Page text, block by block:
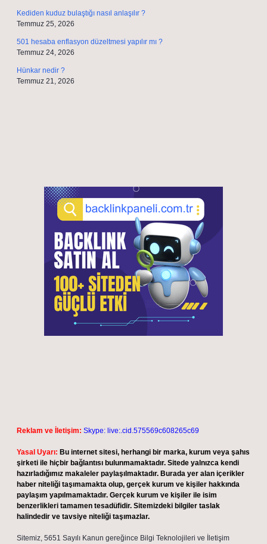
Kediden kuduz bulaştığı nasıl anlaşılır ?
Temmuz 25, 2026
501 hesaba enflasyon düzeltmesi yapılır mı ?
Temmuz 24, 2026
Hünkar nedir ?
Temmuz 21, 2026
Reklam ve İletişim: Skype: live:.cid.575569c608265c69
Yasal Uyarı: Bu internet sitesi, herhangi bir marka, kurum veya şahıs
şirketi ile hiçbir bağlantısı bulunmamaktadır. Sitede yalnızca kendi
hazırladığımız makaleler paylaşılmaktadır. Burada yer alan içerikler
haber niteliği taşımamakta olup, gerçek kurum ve kişiler hakkında
paylaşım yapılmamaktadır. Gerçek kurum ve kişiler ile isim
benzerlikleri tamamen tesadüfidir. Sitemizdeki bilgiler taslak
halindedir ve tavsiye niteliği taşımazlar.
Sitemiz, 5651 Sayılı Kanun gereğince Bilgi Teknolojileri ve İletişim